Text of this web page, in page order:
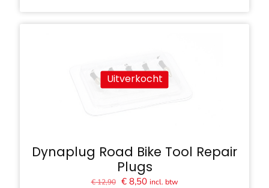
Uitverkocht
Dynaplug Road Bike Tool Repair
Plugs
€12,90 Oorspronkelijke
€8,50Huidige
incl. btw